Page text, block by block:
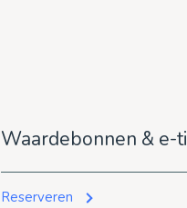
Waardebonnen & e-
Reserveren